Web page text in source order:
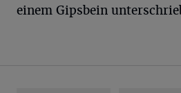
einem Gipsbein